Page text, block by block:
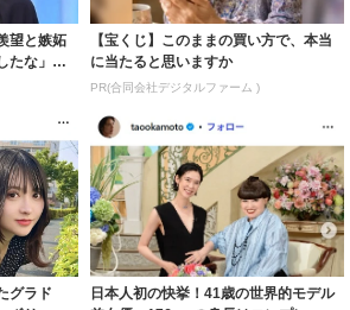
望と嫉妬
たな」
【宝くじ】このままの買い方で、本当
に当たると思いますか
PR(合同会社デジタルファーム )
グラド
日本人初の快挙！41歳の世界的モデル